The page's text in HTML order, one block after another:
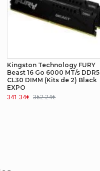
Kingston Technology FURY
Beast 16 Go 6000 MT/s DDR5
CL30 DIMM (Kits de 2) Black
EXPO
341.34€ 362.24€